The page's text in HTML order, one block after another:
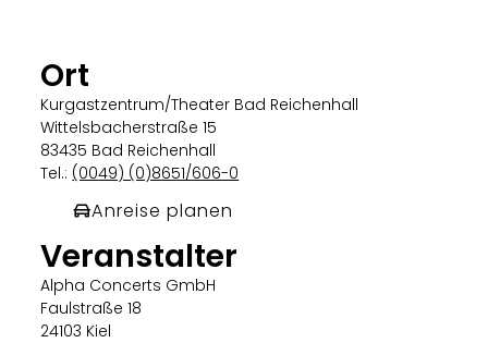
Ort
Kurgastzentrum/Theater Bad Reichenhall
Wittelsbacherstraße 15
83435 Bad Reichenhall
Tel.: (0049) (0)8651/606-0
Anreise planen
Veranstalter
Alpha Concerts GmbH
Faulstraße 18
24103 Kiel